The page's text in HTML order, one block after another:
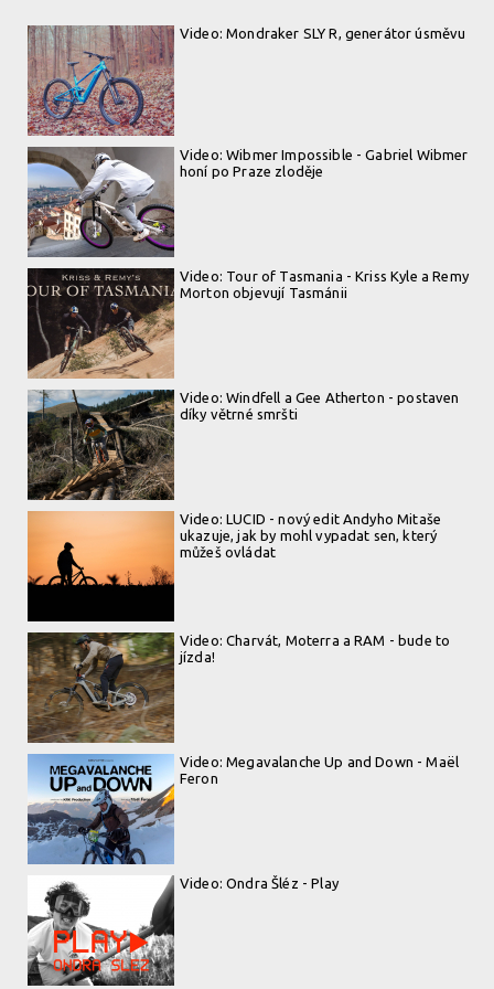
Video: Mondraker SLY R, generátor úsměvu
Video: Wibmer Impossible - Gabriel Wibmer
honí po Praze zloděje
Video: Tour of Tasmania - Kriss Kyle a Remy
Morton objevují Tasmánii
Video: Windfell a Gee Atherton - postaven
díky větrné smršti
Video: LUCID - nový edit Andyho Mitaše
ukazuje, jak by mohl vypadat sen, který
můžeš ovládat
Video: Charvát, Moterra a RAM - bude to
jízda!
Video: Megavalanche Up and Down - Maël
Feron
Video: Ondra Šléz - Play